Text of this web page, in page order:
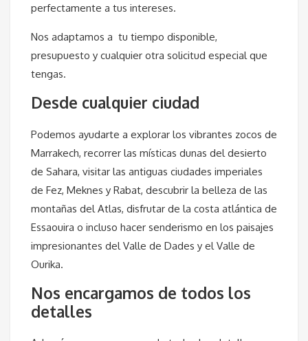
perfectamente a tus intereses.
Nos adaptamos a tu tiempo disponible,
presupuesto y cualquier otra solicitud especial que
tengas.
Desde cualquier ciudad
Podemos ayudarte a explorar los vibrantes zocos de
Marrakech, recorrer las místicas dunas del desierto
de Sahara, visitar las antiguas ciudades imperiales
de Fez, Meknes y Rabat, descubrir la belleza de las
montañas del Atlas, disfrutar de la costa atlántica de
Essaouira o incluso hacer senderismo en los paisajes
impresionantes del Valle de Dades y el Valle de
Ourika.
Nos encargamos de todos los
detalles